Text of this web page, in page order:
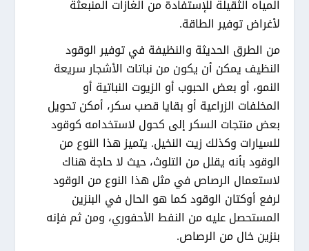
المياه الثقيلة للإستفادة من الغازات المنبعثة
لأغراض توفير الطاقة.
من الطرق الحديثة والنظيفة في توفير الوقود
النظيف يمكن أن يكون من نباتات الأشجار سريعة
النمو، أو بعض الحبوب أو الزيوت النباتية أو
المخلفات الزراعية أو بقايا قصب سكر، أمكن تحويل
بعض منتجات السكر إلى كحول لاستخدامه كوقود
للسيارات وكذلك زيت النخيل. يتميز هذا النوع من
الوقود بأنه يقلل من التلوث، حيث لا حاجة هناك
لاستعمال الرصاص في مثل هذا النوع من الوقود
لرفع أوكتان الوقود كما هو الحال في البنزين
المستحصل عليه من النفط الأحفوري، ومن ثم فإنه
بنزين خال من الرصاص.